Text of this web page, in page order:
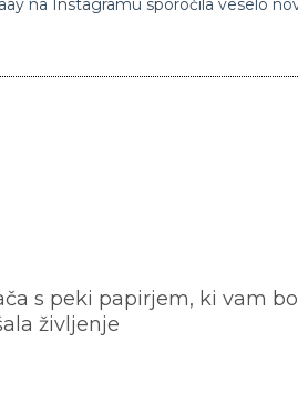
s peki papirjem, ki vam bo
življenje